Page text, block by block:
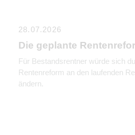
28.07.2026
Die geplante
Für Bestandsrentner würde sich
Rentenreform an den laufenden
ändern.